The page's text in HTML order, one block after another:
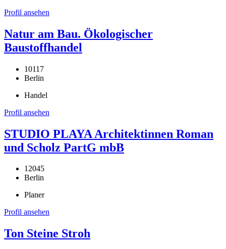
Profil ansehen
Natur am Bau. Ökologischer
Baustoffhandel
10117
Berlin
Handel
Profil ansehen
STUDIO PLAYA Architektinnen Roman
und Scholz PartG mbB
12045
Berlin
Planer
Profil ansehen
Ton Steine Stroh